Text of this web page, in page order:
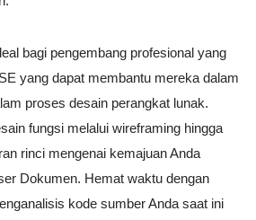
bagi pengembang profesional yang
yang dapat membantu mereka dalam
proses desain perangkat lunak.
fungsi melalui wireframing hingga
rinci mengenai kemajuan Anda
Dokumen. Hemat waktu dengan
kode sumber Anda saat ini